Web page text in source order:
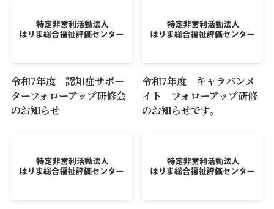
令和7年度 認知症サポー
ターフォローアップ研修会
のお知らせ
令和7年度 キャラバンメ
イト フォローアップ研修
のお知らせです。